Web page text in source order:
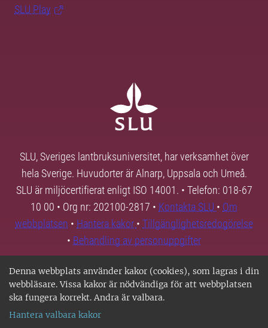
Denna webbplats använder kakor (cookies), som lagras i din
webbläsare. Vissa kakor är nödvändiga för att webbplatsen
ska fungera korrekt. Andra är valbara.
Hantera valbara kakor
SLU Play
SLU, Sveriges lantbruksuniversitet, har verksamhet över
hela Sverige. Huvudorter är Alnarp, Uppsala och Umeå.
SLU är miljöcertifierat enligt ISO 14001. • Telefon: 018-67
10 00 • Org nr: 202100-2817 • Kontakta SLU • Om
webbplatsen • Hantera kakor • Tillgänglighetsredogörelse
• Behandling av personuppgifter